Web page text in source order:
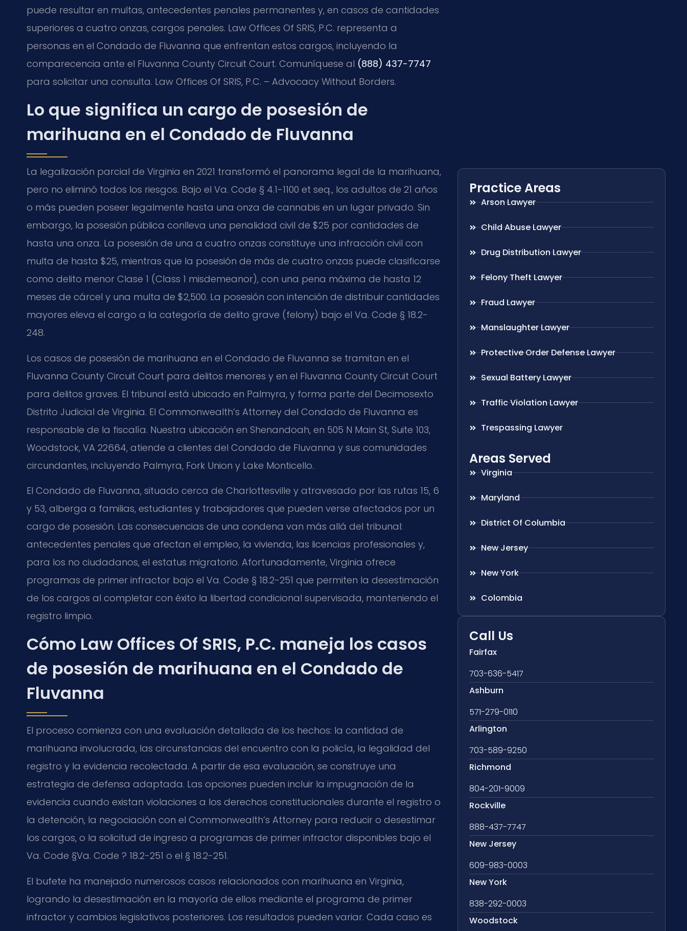
puede resultar en multas, antecedentes penales permanentes y, en casos de cantidades
superiores a cuatro onzas, cargos penales. Law Offices Of SRIS, P.C. representa a
personas en el Condado de Fluvanna que enfrentan estos cargos, incluyendo la
comparecencia ante el Fluvanna County Circuit Court. Comuníquese al (888) 437-7747
para solicitar una consulta. Law Offices Of SRIS, P.C. – Advocacy Without Borders.
Lo que significa un cargo de posesión de
marihuana en el Condado de Fluvanna
La legalización parcial de Virginia en 2021 transformó el panorama legal de la marihuana,
pero no eliminó todos los riesgos. Bajo el Va. Code § 4.1-1100 et seq., los adultos de 21 años
o más pueden poseer legalmente hasta una onza de cannabis en un lugar privado. Sin
embargo, la posesión pública conlleva una penalidad civil de $25 por cantidades de
hasta una onza. La posesión de una a cuatro onzas constituye una infracción civil con
multa de hasta $25, mientras que la posesión de más de cuatro onzas puede clasificarse
como delito menor Clase 1 (Class 1 misdemeanor), con una pena máxima de hasta 12
meses de cárcel y una multa de $2,500. La posesión con intención de distribuir cantidades
mayores eleva el cargo a la categoría de delito grave (felony) bajo el Va. Code § 18.2-
248.
Los casos de posesión de marihuana en el Condado de Fluvanna se tramitan en el
Fluvanna County Circuit Court para delitos menores y en el Fluvanna County Circuit Court
para delitos graves. El tribunal está ubicado en Palmyra, y forma parte del Decimosexto
Distrito Judicial de Virginia. El Commonwealth’s Attorney del Condado de Fluvanna es
responsable de la fiscalía. Nuestra ubicación en Shenandoah, en 505 N Main St, Suite 103,
Woodstock, VA 22664, atiende a clientes del Condado de Fluvanna y sus comunidades
circundantes, incluyendo Palmyra, Fork Union y Lake Monticello.
El Condado de Fluvanna, situado cerca de Charlottesville y atravesado por las rutas 15, 6
y 53, alberga a familias, estudiantes y trabajadores que pueden verse afectados por un
cargo de posesión. Las consecuencias de una condena van más allá del tribunal:
antecedentes penales que afectan el empleo, la vivienda, las licencias profesionales y,
para los no ciudadanos, el estatus migratorio. Afortunadamente, Virginia ofrece
programas de primer infractor bajo el Va. Code § 18.2-251 que permiten la desestimación
de los cargos al completar con éxito la libertad condicional supervisada, manteniendo el
registro limpio.
Cómo Law Offices Of SRIS, P.C. maneja los casos
de posesión de marihuana en el Condado de
Fluvanna
El proceso comienza con una evaluación detallada de los hechos: la cantidad de
marihuana involucrada, las circunstancias del encuentro con la policía, la legalidad del
registro y la evidencia recolectada. A partir de esa evaluación, se construye una
estrategia de defensa adaptada. Las opciones pueden incluir la impugnación de la
evidencia cuando existan violaciones a los derechos constitucionales durante el registro o
la detención, la negociación con el Commonwealth’s Attorney para reducir o desestimar
los cargos, o la solicitud de ingreso a programas de primer infractor disponibles bajo el
Va. Code §Va. Code ? 18.2-251 o el § 18.2-251.
El bufete ha manejado numerosos casos relacionados con marihuana en Virginia,
logrando la desestimación en la mayoría de ellos mediante el programa de primer
infractor y cambios legislativos posteriores. Los resultados pueden variar. Cada caso es
Practice Areas
Arson Lawyer
Child Abuse Lawyer
Drug Distribution Lawyer
Felony Theft Lawyer
Fraud Lawyer
Manslaughter Lawyer
Protective Order Defense Lawyer
Sexual Battery Lawyer
Traffic Violation Lawyer
Trespassing Lawyer
Areas Served
Virginia
Maryland
District Of Columbia
New Jersey
New York
Colombia
Call Us
Fairfax
703-636-5417
Ashburn
571-279-0110
Arlington
703-589-9250
Richmond
804-201-9009
Rockville
888-437-7747
New Jersey
609-983-0003
New York
838-292-0003
Woodstock